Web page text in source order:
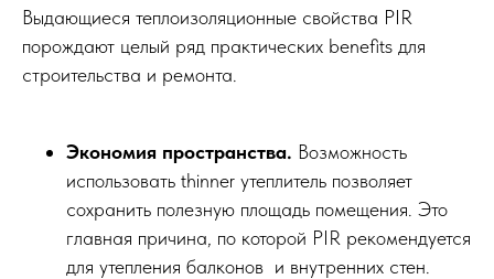
Выдающиеся теплоизоляционные свойства PIR
порождают целый ряд практических benefits для
строительства и ремонта.
Экономия пространства. Возможность
использовать thinner утеплитель позволяет
сохранить полезную площадь помещения. Это
главная причина, по которой PIR рекомендуется
для утепления балконов и внутренних стен.